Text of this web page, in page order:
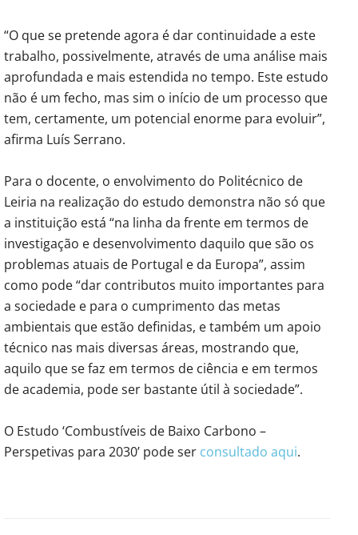
“O que se pretende agora é dar continuidade a este
trabalho, possivelmente, através de uma análise mais
aprofundada e mais estendida no tempo. Este estudo
não é um fecho, mas sim o início de um processo que
tem, certamente, um potencial enorme para evoluir”,
afirma Luís Serrano.
Para o docente, o envolvimento do Politécnico de
Leiria na realização do estudo demonstra não só que
a instituição está “na linha da frente em termos de
investigação e desenvolvimento daquilo que são os
problemas atuais de Portugal e da Europa”, assim
como pode “dar contributos muito importantes para
a sociedade e para o cumprimento das metas
ambientais que estão definidas, e também um apoio
técnico nas mais diversas áreas, mostrando que,
aquilo que se faz em termos de ciência e em termos
de academia, pode ser bastante útil à sociedade”.
O Estudo ‘Combustíveis de Baixo Carbono –
Perspetivas para 2030’ pode ser consultado aqui.